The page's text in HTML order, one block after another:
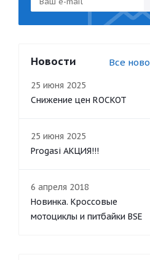
Новости Все
25 июня 2025
Снижение цен ROCKOT
25 июня 2025
Progasi АКЦИЯ!!!
6 апреля 2018
Новинка. Кроссовые
мотоциклы и питбайки BSE